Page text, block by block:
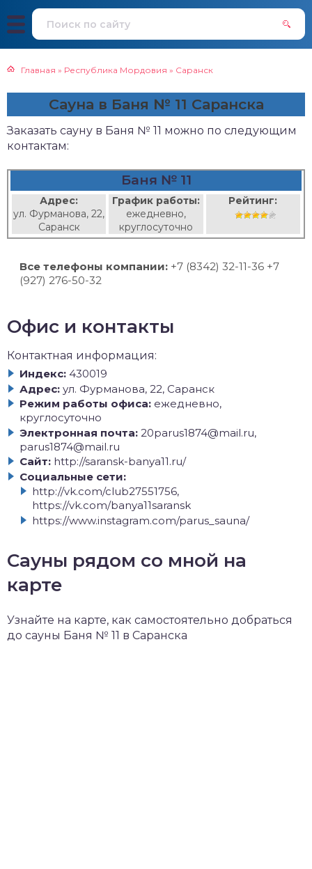
Главная » Республика Мордовия » Саранск
Сауна в Баня № 11 Саранска
Заказать сауну в Баня № 11 можно по следующим
контактам:
Баня № 11
Адрес:
ул. Фурманова, 22,
Саранск
График работы:
ежедневно,
круглосуточно
Рейтинг:
Все телефоны компании: +7 (8342) 32-11-36 +7
(927) 276-50-32
Офис и контакты
Контактная информация:
Индекс: 430019
Адрес: ул. Фурманова, 22, Саранск
Режим работы офиса: ежедневно,
круглосуточно
Электронная почта: 20parus1874@mail.ru,
parus1874@mail.ru
Сайт: http://saransk-banya11.ru/
Социальные сети:
http://vk.com/club27551756,
https://vk.com/banya11saransk
https://www.instagram.com/parus_sauna/
Сауны рядом со мной на
карте
Узнайте на карте, как самостоятельно добраться
до сауны Баня № 11 в Саранска